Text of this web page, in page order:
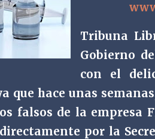
Tribuna
Gobierno
con el
que hace unas
falsos de la empresa
por la